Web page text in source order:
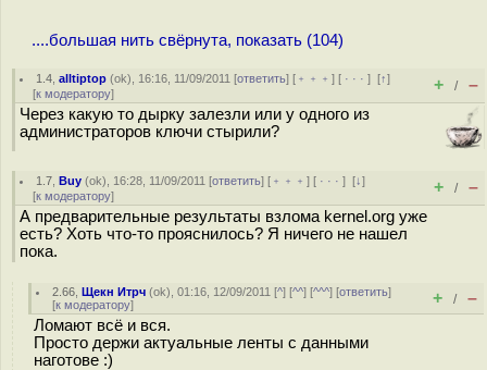
....большая нить свёрнута, показать (104)
1.4 ,alltiptop (ok), 16:16, 11/09/2011 [ответить] [ ﹢﹢﹢] [ · · ·][↑]
[к модератору] + / –
Через какую то дырку залезли или у одного из
администраторов ключи стырили?
1.7 ,Buy (ok), 16:28, 11/09/2011 [ответить] [ ﹢﹢﹢] [ · · ·][↓]
[к модератору] + / –
А предварительные результаты взлома kernel.org уже
есть? Хоть что-то прояснилось? Я ничего не нашел
пока.
2.66 ,Щекн Итрч (ok), 01:16, 12/09/2011 [^] [^^] [^^^] [ответить]
[к модератору] + / –
Ломают всё и вся.
Просто держи актуальные ленты с данными
наготове :)